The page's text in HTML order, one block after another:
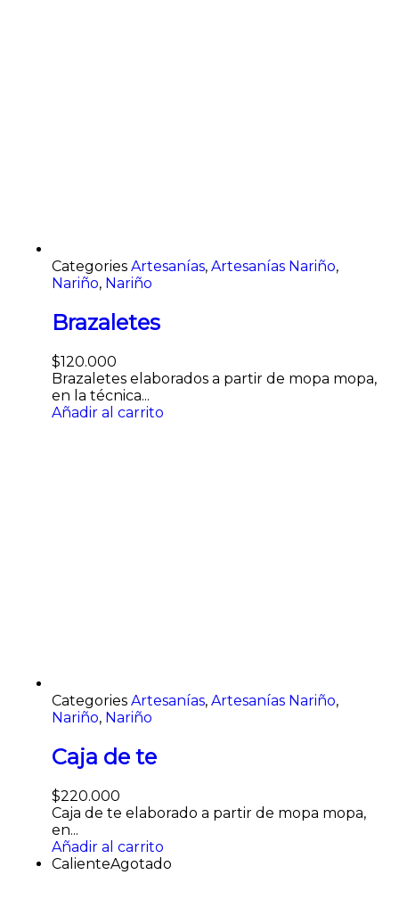
Categories Artesanías, Artesanías Nariño,
Nariño, Nariño
Brazaletes
$120.000
Brazaletes elaborados a partir de mopa mopa,
en la técnica...
Añadir al carrito
Categories Artesanías, Artesanías Nariño,
Nariño, Nariño
Caja de te
$220.000
Caja de te elaborado a partir de mopa mopa,
en...
Añadir al carrito
CalienteAgotado